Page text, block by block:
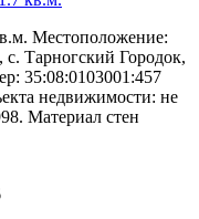
Местоположение:
с. Тарногский Городок,
35:08:0103001:457
недвижимости: не
Материал стен